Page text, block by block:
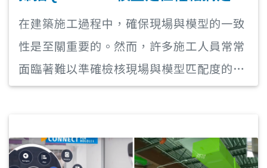
在建築施工過程中，確保現場與模型的一致
性是至關重要的。然而，許多施工人員常常
面臨著難以準確檢核現場與模型匹配度的困
擾，這可能導致施工的延誤和錯誤，增加了
XR10應運而生，為施工人員提供了一種輕
鬆而直覺的方式，通過MR混合實境技術將